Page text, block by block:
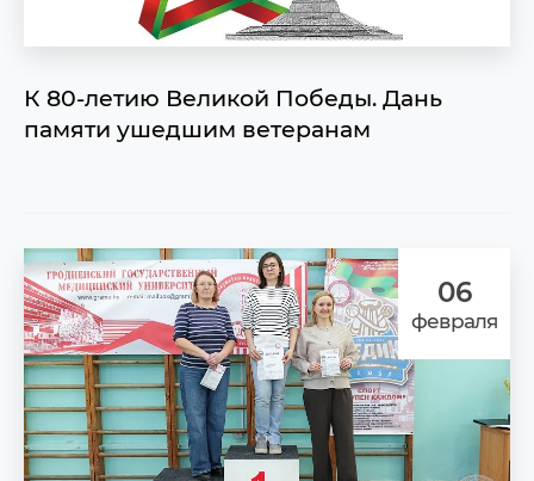
К 80-летию Великой Победы. Дань
памяти ушедшим ветеранам
06
февраля